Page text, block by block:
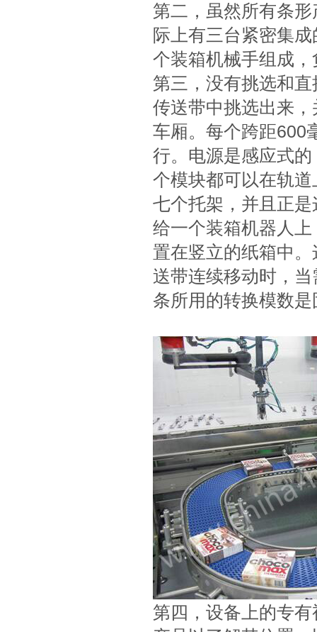
第二，虽然所有条
际上有三台紧密集
个装箱机械手组成
第三，没有挑选和
传送带中挑选出来
车厢。每个跨距600
行。电源是感应式
个模块都可以在轨
七个托架，并且正
给一个装箱机器人
置在竖立的纸箱中
送带连续移动时，
条所用的转换模数
第四，设备上的专